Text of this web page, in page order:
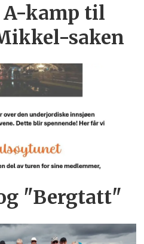
A-kamp til
saken
"Bergtatt"